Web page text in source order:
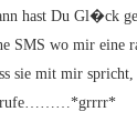
hast Du Gl�ck
SMS wo mir eine
sie mit mir